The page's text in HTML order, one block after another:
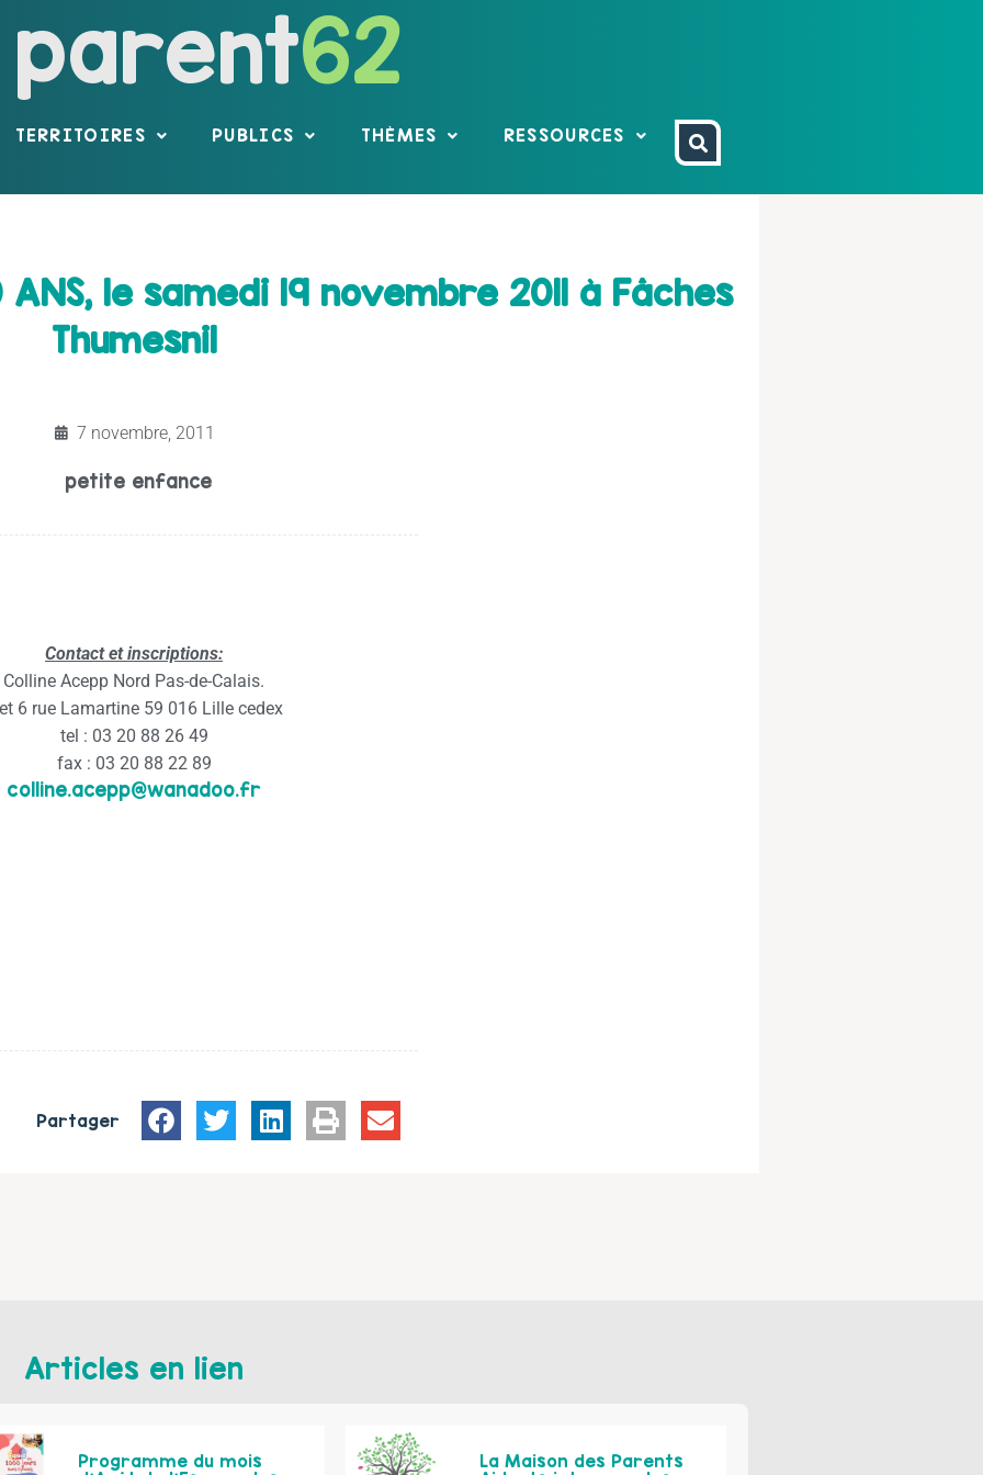
parent62
TERRITOIRES PUBLICS THÈMES RESSOURCES
ANS, le samedi 19 novembre 2011 à Fâches
Thumesnil
7 novembre, 2011
petite enfance
Contact et inscriptions:
Colline Acepp Nord Pas-de-Calais.
6 rue Lamartine 59 016 Lille cedex
tel : 03 20 88 26 49
fax : 03 20 88 22 89
colline.acepp@wanadoo.fr
Partager
Articles en lien
Programme du mois
La Maison des Parents